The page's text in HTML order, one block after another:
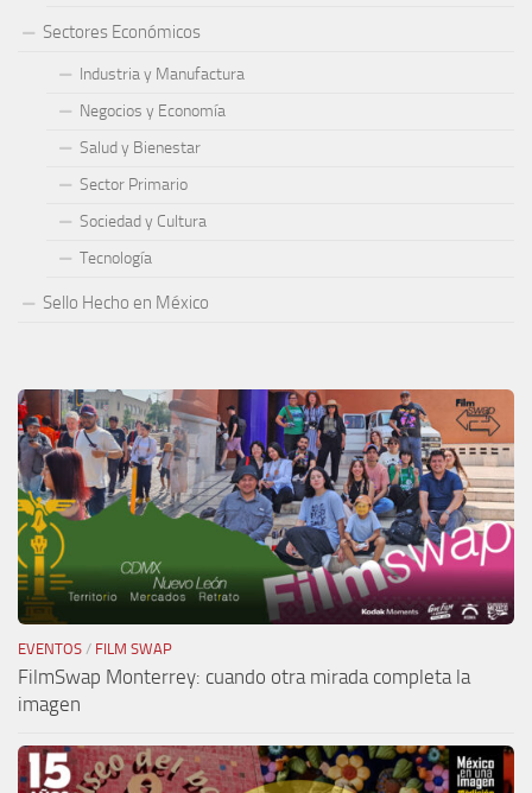
Sectores Económicos
Industria y Manufactura
Negocios y Economía
Salud y Bienestar
Sector Primario
Sociedad y Cultura
Tecnología
Sello Hecho en México
EVENTOS / FILM SWAP
FilmSwap Monterrey: cuando otra mirada completa la
imagen